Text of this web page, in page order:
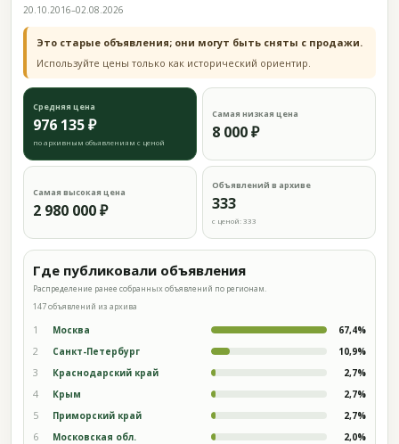
20.10.2016–02.08.2026
Это старые объявления; они могут быть сняты с продажи.
Используйте цены только как исторический ориентир.
Средняя цена
976 135 ₽
по архивным объявлениям с ценой
Самая низкая цена
8 000 ₽
Самая высокая цена
2 980 000 ₽
Объявлений в архиве
333
с ценой: 333
Где публиковали объявления
Распределение ранее собранных объявлений по регионам.
147 объявлений из архива
1 Москва 67,4%
2 Санкт-Петербург 10,9%
3 Краснодарский край 2,7%
4 Крым 2,7%
5 Приморский край 2,7%
6 Московская обл. 2,0%